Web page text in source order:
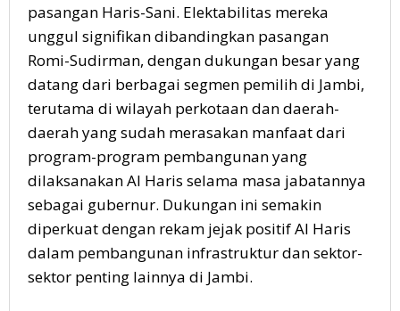
pasangan Haris-Sani. Elektabilitas mereka
unggul signifikan dibandingkan pasangan
Romi-Sudirman, dengan dukungan besar yang
datang dari berbagai segmen pemilih di Jambi,
terutama di wilayah perkotaan dan daerah-
daerah yang sudah merasakan manfaat dari
program-program pembangunan yang
dilaksanakan Al Haris selama masa jabatannya
sebagai gubernur. Dukungan ini semakin
diperkuat dengan rekam jejak positif Al Haris
dalam pembangunan infrastruktur dan sektor-
sektor penting lainnya di Jambi.